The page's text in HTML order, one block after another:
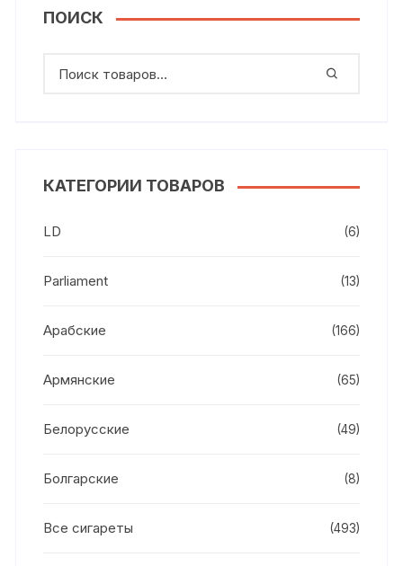
ПОИСК
КАТЕГОРИИ ТОВАРОВ
LD (6)
Parliament (13)
Арабские (166)
Армянские (65)
Белорусские (49)
Болгарские (8)
Все сигареты (493)